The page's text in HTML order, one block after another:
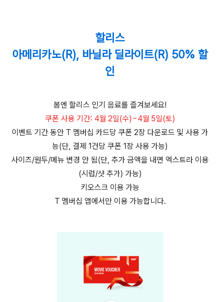
할리스
아메리카노(R), 바닐라 딜라이트(R) 50% 할
인
봄엔 할리스 인기 음료를 즐겨보세요!
쿠폰 사용 기간: 4월 2일(수)~4월 5일(토)
이벤트 기간 동안 T 멤버십 카드당 쿠폰 2장 다운로드 및 사용 가
능(단, 결제 1건당 쿠폰 1장 사용 가능)
사이즈/원두/메뉴 변경 안 됨(단, 추가 금액을 내면 엑스트라 이용
(시럽/샷 추가) 가능)
키오스크 이용 가능
T 멤버십 앱에서만 이용 가능합니다.